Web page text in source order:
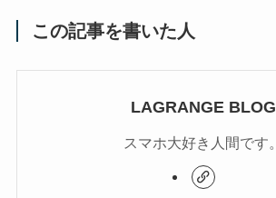
この記事を書いた人
LAGRANGE BLOG
スマホ大好き人間です。